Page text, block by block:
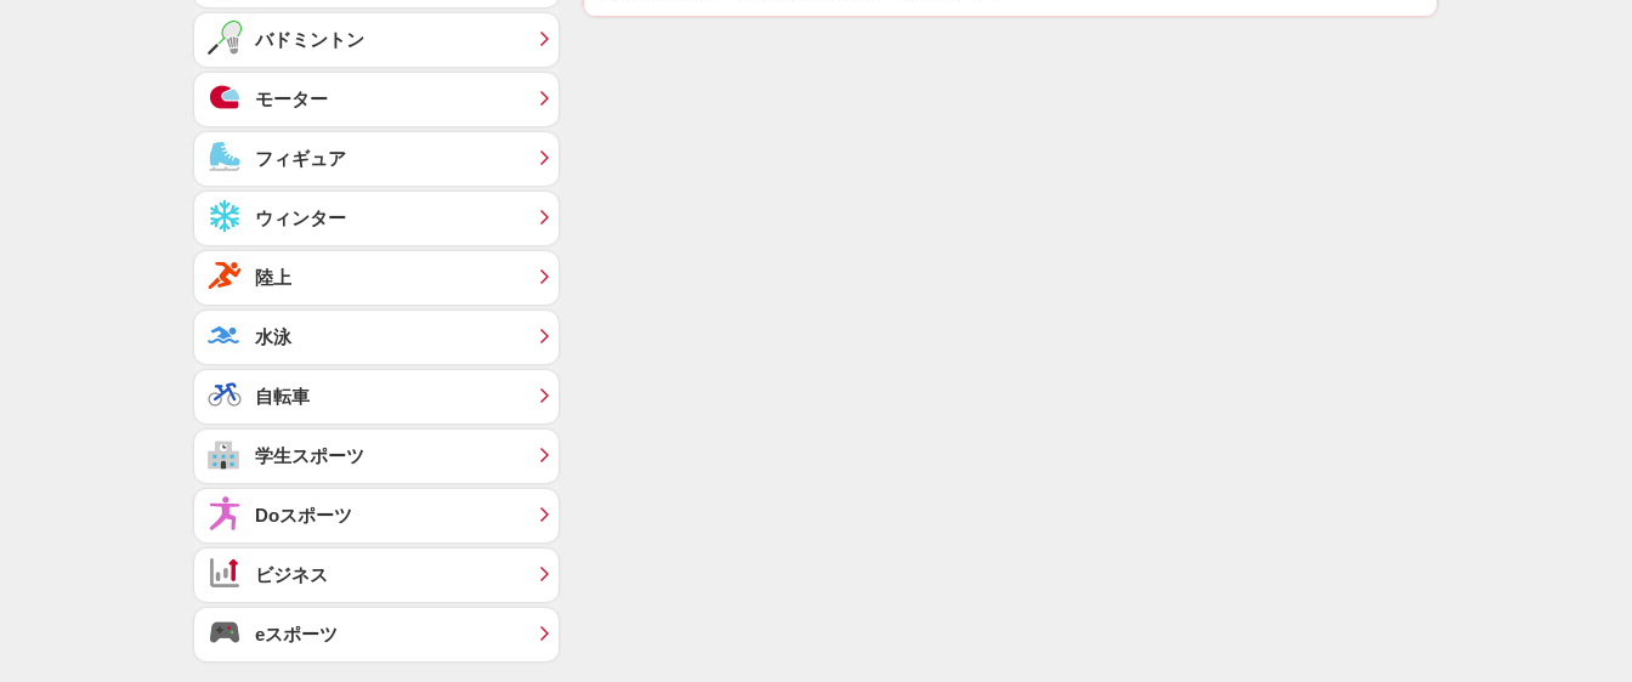
バドミントン
モーター
フィギュア
ウィンター
陸上
水泳
自転車
学生スポーツ
Doスポーツ
ビジネス
eスポーツ